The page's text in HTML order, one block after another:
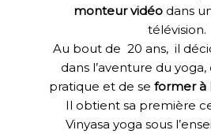
monteur vidéo dans
télévision.
Au bout de 20 ans, il
dans l’aventure du yoga,
pratique et de se former à
Il obtient sa première
Vinyasa yoga sous